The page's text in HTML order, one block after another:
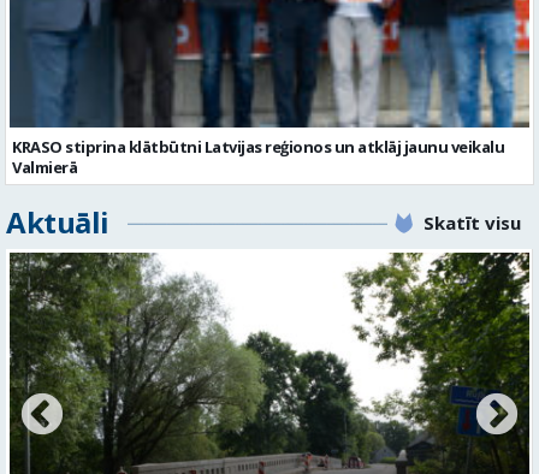
KRASO stiprina klātbūtni Latvijas reģionos un atklāj jaunu veikalu
Valmierā
Aktuāli Skatīt visu